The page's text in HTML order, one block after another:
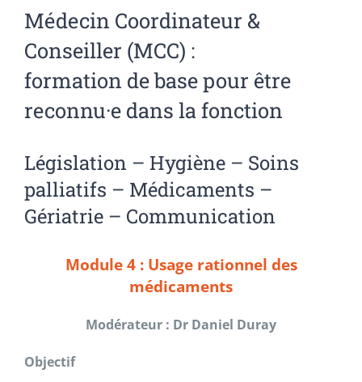
Médecin Coordinateur &
Conseiller (MCC) :
formation de base pour être
reconnu·e dans la fonction
Législation – Hygiène – Soins
palliatifs – Médicaments –
Gériatrie – Communication
Module 4 : Usage rationnel des
médicaments
Modérateur : Dr Daniel Duray
Objectif